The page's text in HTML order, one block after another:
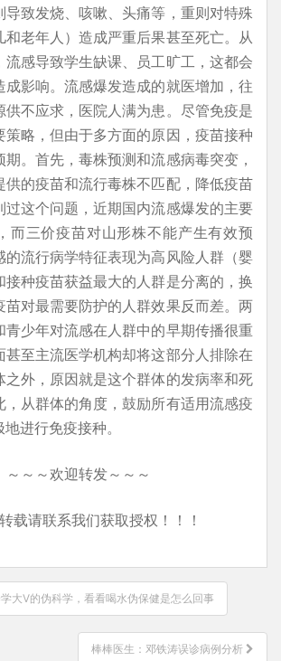
导致发烧、咳嗽、头痛等，重则对特殊
和老年人）造成严重后果甚至死亡。从
感导致学生缺课、员工旷工，这都会
影响。流感爆发造成的就医增加，往
不应求，医院人满为患。尽管免疫是
略，但由于多方面的原因，疫苗接种
。首先，毒株预测和流感病毒突变，
供的疫苗和流行毒株不匹配，降低疫苗
过这个问题，近期国内流感爆发的主要
而三价疫苗对山形株不能产生有效预
的流行病学特征表现为高风险人群（婴
接种疫苗获益最大的人群是分离的，换
苗对最需要防护的人群效果反而差。两
少年对流感在人群中的早期传播很重
至主流医学机构却将这部分人排除在
之外，原因就是这个群体的发病率和死
从群体的角度，鼓励所有适用流感疫
进行免疫接种。
～～～欢迎转发～～～
载请联系我们获取授权！！！
大V的伪科学，看看喝水伪保健是怎么回事
棒棒医生：邓铁涛误诊病例分析